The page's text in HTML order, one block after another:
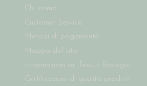
Chi siamo
Customer Service
Metodi di pagamento
Mappa del sito
Informazioni sui Tessuti Biologici
Certificazioni di qualità prodotti